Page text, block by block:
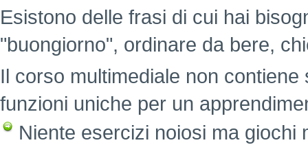
Esistono delle frasi di cui hai
"buongiorno", ordinare da bere,
Il corso multimediale non
funzioni uniche per un
Niente esercizi noiosi ma giochi